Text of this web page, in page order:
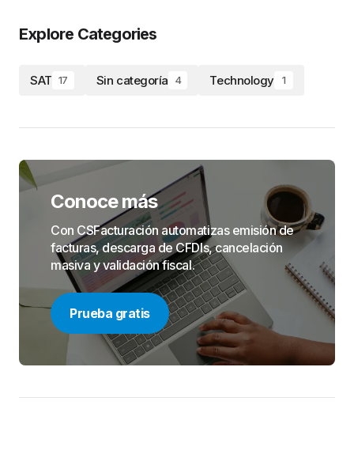
Explore Categories
SAT 17 Sin categoría 4 Technology 1
Conoce más
Con CSFacturación automatizas emisión de
facturas, descarga de CFDIs, cancelación
masiva y validación fiscal.
Prueba gratis